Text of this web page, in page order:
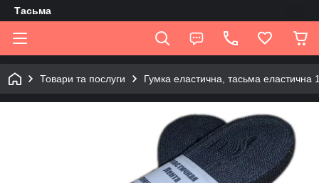
Tасьма
Товари та послуги Гумка еластична, тасьма еластична